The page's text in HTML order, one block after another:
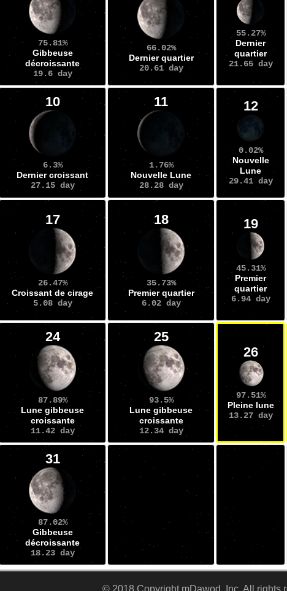
75.81%
Gibbeuse
décroissante
19.6 day
66.02%
Dernier quartier
20.61 day
55.27%
Dernier
quartier
21.65 day
10
6.3%
Dernier croissant
27.15 day
11
1.76%
Nouvelle Lune
28.28 day
12
0.02%
Nouvelle
Lune
29.41 day
17
26.47%
Croissant de cirage
5.08 day
18
35.73%
Premier quartier
6.02 day
19
45.31%
Premier
quartier
6.94 day
24
87.89%
Lune gibbeuse
croissante
11.42 day
25
93.5%
Lune gibbeuse
croissante
12.34 day
26
97.51%
Pleine lune
13.27 day
31
87.02%
Gibbeuse
décroissante
18.23 day
© 2018 Copyright mDawod ,Inc, All rights